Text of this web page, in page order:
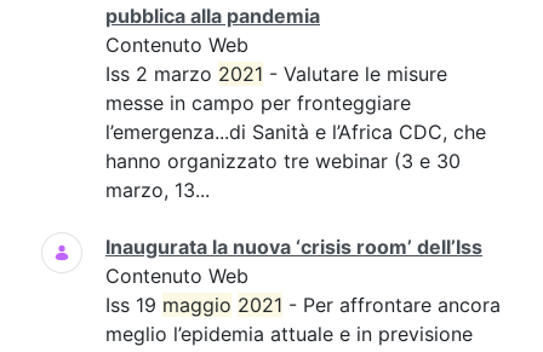
pubblica alla pandemia
Contenuto Web
Iss 2 marzo 2021 - Valutare le misure
messe in campo per fronteggiare
l’emergenza...di Sanità e l’Africa CDC, che
hanno organizzato tre webinar (3 e 30
marzo, 13...
Inaugurata la nuova ‘crisis room’ dell’Iss
Contenuto Web
Iss 19 maggio 2021 - Per affrontare ancora
meglio l’epidemia attuale e in previsione